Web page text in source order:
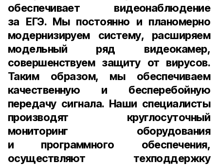
обеспечивает видеонаблюдение
за ЕГЭ. Мы постоянно и планомерно
модернизируем систему, расширяем
модельный ряд видеокамер,
совершенствуем защиту от вирусов.
Таким образом, мы обеспечиваем
качественную и бесперебойную
передачу сигнала. Наши специалисты
производят круглосуточный
мониторинг оборудования
и программного обеспечения,
осуществляют техподдержку